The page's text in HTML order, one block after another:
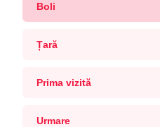
Boli
Țară
Prima vizită
Urmare